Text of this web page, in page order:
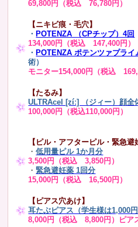
69,800円（税込 76,780円）
【ニキビ痕・毛穴】
・ POTENZA （CPチップ）4回
134,000円（税込 147,400円）
・ POTENZA ポテンツァプライ
術）
モニター154,000円（税込
【たるみ】
ULTRAcel [zíː] （ジィー）顔全
100,000円（税込110,000円）
【ピル・アフターピル・緊急避
・低用量ピル 1か月分
3,500円（税込 3,850円）
・緊急避妊薬 1回分
15,000円（税込 16,500円）
【ピアス穴あけ】
耳たぶピアス（学生様は1,000円
8,000円（税込 8,800円）ピア